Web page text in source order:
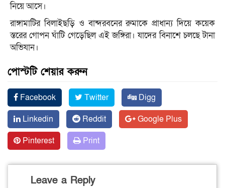
নিয়ে আসে।
রাঙ্গামাটির বিলাইছড়ি ও বান্দরবনের রুমাকে প্রাধান্য দিয়ে কয়েক
স্তরের গোপন ঘাঁটি গেড়েছিল এই জঙ্গিরা। যাদের বিনাশে চলছে টানা
অভিযান।
পোস্টটি শেয়ার করুন
Facebook Twitter
Digg
Linkedin
Reddit
Google Plus
Pinterest
Print
Leave a Reply